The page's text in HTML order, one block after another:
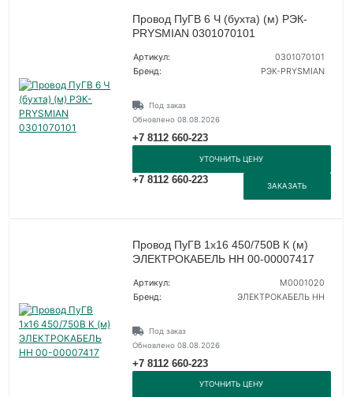
Провод ПуГВ 6 Ч (бухта) (м) РЭК-
PRYSMIAN 0301070101
Артикул:
0301070101
Бренд:
РЭК-PRYSMIAN
Под заказ
Обновлено 08.08.2026
+7 8112 660-223
УТОЧНИТЬ ЦЕНУ
+7 8112 660-223
ЗАКАЗАТЬ
Провод ПуГВ 1х16 450/750В К (м)
ЭЛЕКТРОКАБЕЛЬ НН 00-00007417
Артикул:
M0001020
Бренд:
ЭЛЕКТРОКАБЕЛЬ НН
Под заказ
Обновлено 08.08.2026
+7 8112 660-223
УТОЧНИТЬ ЦЕНУ